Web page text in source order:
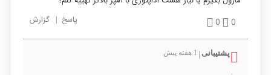
0
0 پاسخ | گزارش
پشتیبانی | 1 هفته پیش